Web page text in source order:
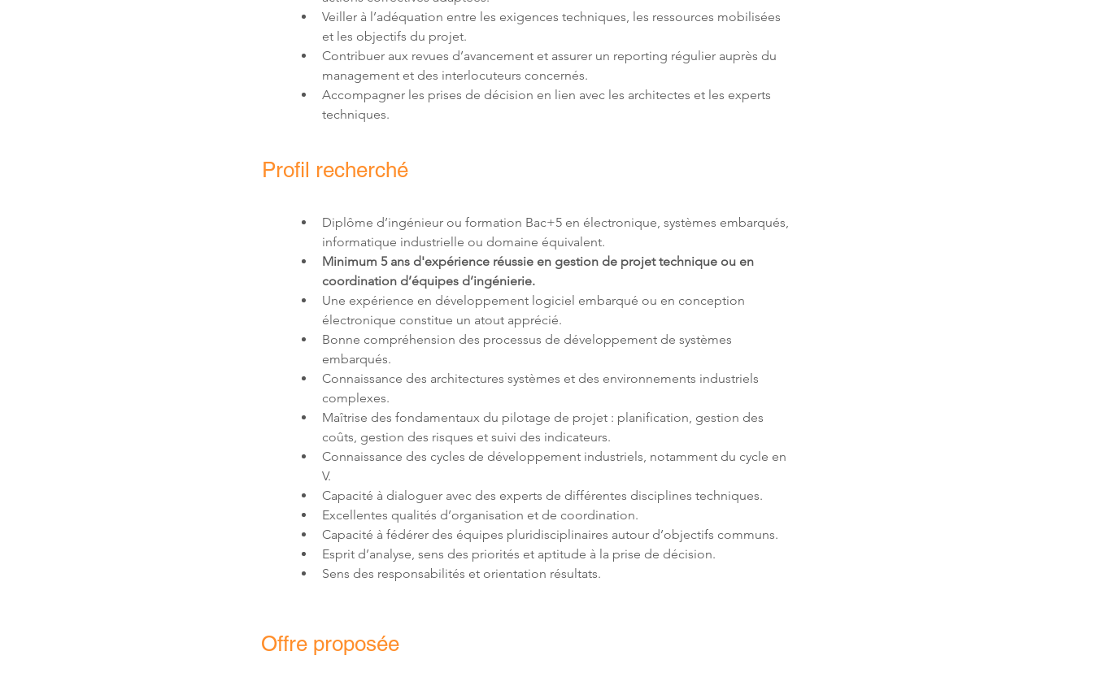
Veiller à l’adéquation entre les exigences techniques, les ressources mobilisées
Contribuer aux revues d’avancement et assurer un reporting régulier auprès du
Accompagner les prises de décision en lien avec les architectes et les experts
techniques.
Profil recherché
Diplôme d’ingénieur ou formation Bac+5 en électronique, systèmes embarqués,
Minimum 5 ans d'expérience réussie en gestion de projet technique ou en
coordination d’équipes d’ingénierie.
Une expérience en développement logiciel embarqué ou en conception
Bonne compréhension des processus de développement de systèmes
Connaissance des architectures systèmes et des environnements industriels
Maîtrise des fondamentaux du pilotage de projet : planification, gestion des
Connaissance des cycles de développement industriels, notamment du cycle en
Sens des responsabilités et orientation résultats.
Offre proposée